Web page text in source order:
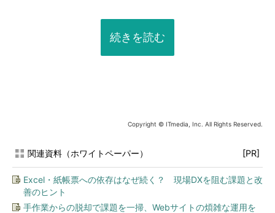
続きを読む
Copyright © ITmedia, Inc. All Rights Reserved.
関連資料（ホワイトペーパー） [PR]
Excel・紙帳票への依存はなぜ続く？ 現場DXを阻む課題と改
善のヒント
手作業からの脱却で課題を一掃、Webサイトの煩雑な運用を